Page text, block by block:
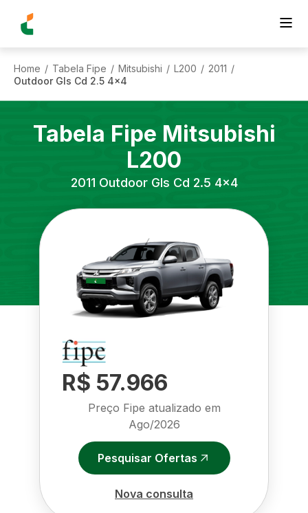
Home / Tabela Fipe / Mitsubishi / L200 / 2011 /
Outdoor Gls Cd 2.5 4x4
Tabela Fipe Mitsubishi
L200
2011 Outdoor Gls Cd 2.5 4x4
R$ 57.966
Preço Fipe atualizado em
Ago/2026
Pesquisar Ofertas
Nova consulta